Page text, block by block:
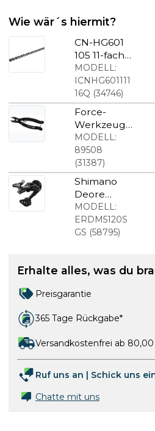
Wie wär´s hiermit?
CN-HG601
105 11-fach
Kette mit
Verbindung
sglied
MODELL:
ICNHG601111
16Q (34746)
Force-
Werkzeug
zum Öffnen
und
Schließen
von
Kettenglied
ern
MODELL:
89508
(31387)
Shimano
Deore
M5120
Schaltwerk
für 10/11
MODELL:
ERDM5120S
GS (58795)
Erhalte alles, was du
Preisgarantie
365 Tage Rückgabe*
Versandkostenfrei ab
Ruf uns an | Schick uns
Chatte mit uns